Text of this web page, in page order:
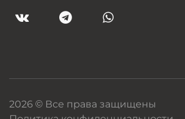
2026 © Все права защищены